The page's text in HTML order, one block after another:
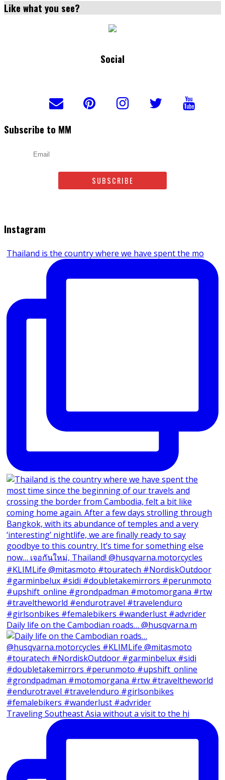
Like what you see?
Social
Subscribe to MM
Email
Instagram
Thailand is the country where we have spent the mo
Daily life on the Cambodian roads… @husqvarna.m
Traveling Southeast Asia without a visit to the hi